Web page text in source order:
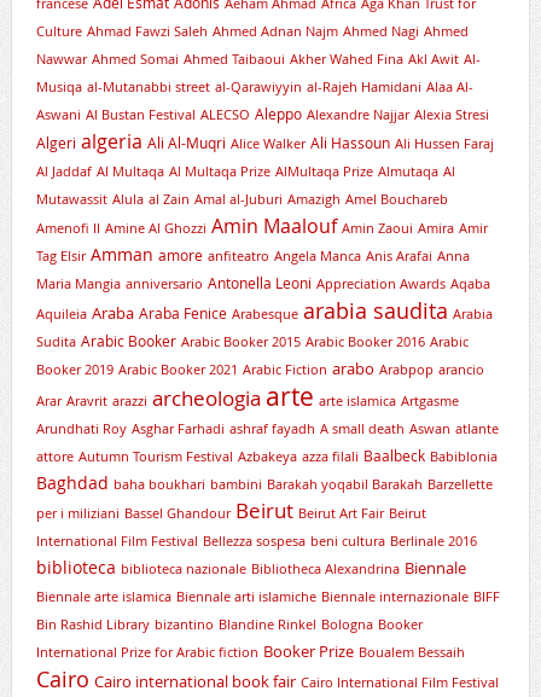
francese
Aeham Ahmad Africa Aga Khan Trust for
Culture Ahmad Fawzi Saleh Ahmed Adnan Najm Ahmed Nagi Ahmed
Nawwar Ahmed Somai Ahmed Taibaoui Akher Wahed Fina Akl Awit Al-
Musiqa al-Mutanabbi street al-Qarawiyyin al-Rajeh Hamidani Alaa Al-
Aswani Al Bustan Festival ALECSO Aleppo Alexandre Najjar Alexia Stresi
Algeri algeria Ali Al-Muqri Alice Walker Ali Hassoun Ali Hussen Faraj
Al Jaddaf Al Multaqa Al Multaqa Prize AlMultaqa Prize Almutaqa Al
Mutawassit Alula al Zain Amal al-Juburi Amazigh Amel Bouchareb
Amenofi II Amine Al Ghozzi Amin Maalouf Amin Zaoui Amira Amir
Tag Elsir Amman amore anfiteatro Angela Manca Anis Arafai Anna
Maria Mangia anniversario Antonella Leoni Appreciation Awards Aqaba
Aquileia Araba Araba Fenice Arabesque arabia saudita Arabia
Sudita Arabic Booker Arabic Booker 2015 Arabic Booker 2016 Arabic
Booker 2019 Arabic Booker 2021 Arabic Fiction arabo Arabpop arancio
Arar Aravrit arazzi archeologia arte arte islamica Artgasme
Arundhati Roy Asghar Farhadi ashraf fayadh A small death Aswan atlante
attore Autumn Tourism Festival Azbakeya azza filali Baalbeck Babiblonia
Baghdad baha boukhari bambini Barakah yoqabil Barakah Barzellette
per i miliziani Bassel Ghandour Beirut Beirut Art Fair Beirut
International Film Festival Bellezza sospesa beni cultura Berlinale 2016
biblioteca biblioteca nazionale Bibliotheca Alexandrina Biennale
Biennale arte islamica Biennale arti islamiche Biennale internazionale BIFF
Bin Rashid Library bizantino Blandine Rinkel Bologna Booker
International Prize for Arabic fiction Booker Prize Boualem Bessaih
Cairo Cairo international book fair Cairo International Film Festival